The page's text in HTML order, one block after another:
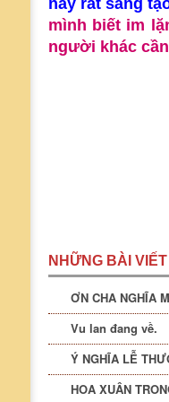
nay rất sáng
mình biết im
người khác
NHỮNG BÀI
ƠN CHA NGHĨA
Vu lan đang về.
Ý NGHĨA LỄ
HOA XUÂN